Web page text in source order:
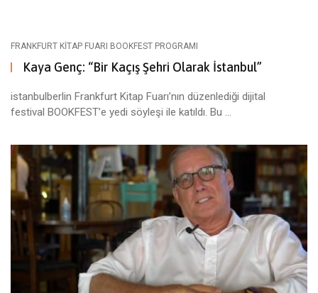
FRANKFURT KITAP FUARI BOOKFEST PROGRAMI
Kaya Genç: “Bir Kaçış Şehri Olarak İstanbul”
istanbulberlin Frankfurt Kitap Fuarı’nın düzenlediği dijital
festival BOOKFEST’e yedi söyleşi ile katıldı. Bu ...